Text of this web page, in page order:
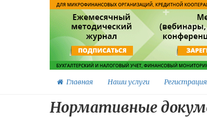
Главная Наши услуги Регистрация
Нормативные